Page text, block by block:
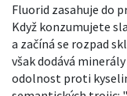
Fluorid zasahuje do
Když konzumujete
a začíná se rozpad
však dodává
odolnost proti